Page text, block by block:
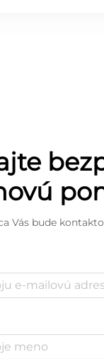
Vás bude